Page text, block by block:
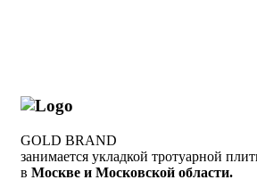
GOLD BRAND
занимается укладкой тротуарной
в Москве и Московской области.